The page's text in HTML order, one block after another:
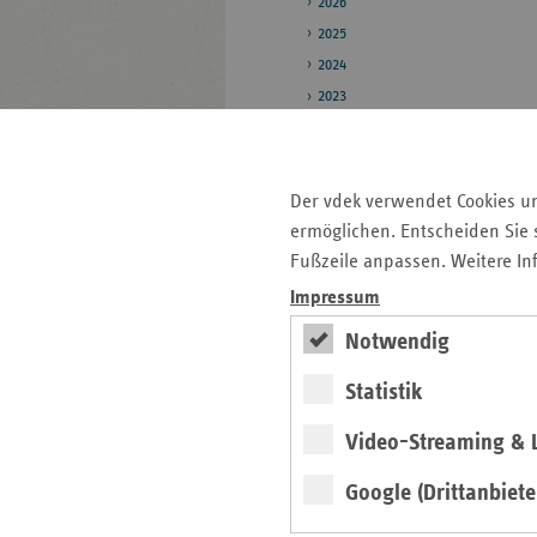
Der vdek verwendet Cookies
ermöglichen. Entscheiden
Fußzeile anpassen. Weitere
Impressum
Notwendig
Statistik
Video-Streaming &
Google
2025
2024
2023
2020
Pressestelle
Daten zum
Gesundheitswesen
Seitenleiste
weiteren
Informationen
Auf einen Blick
Pressemitteilungen
Veranstaltungen